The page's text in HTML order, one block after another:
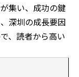
集い、成功の鍵
深圳の成長要因
、読者から高い